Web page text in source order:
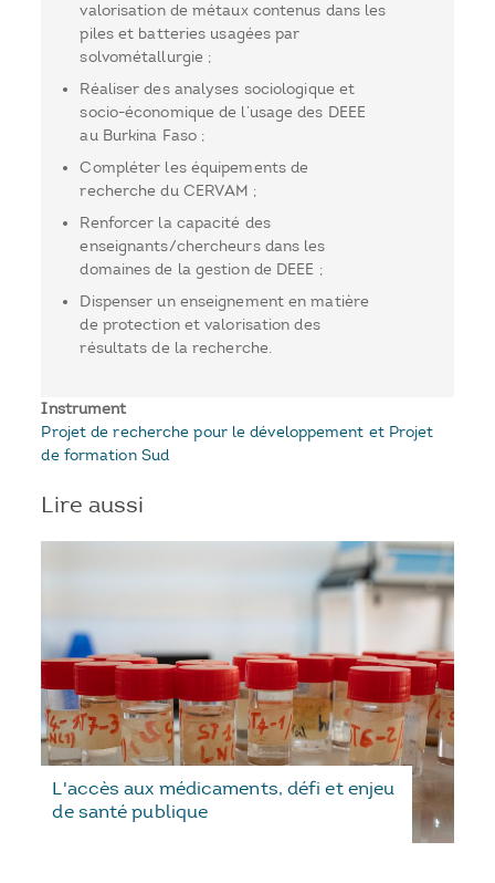
valorisation de métaux contenus dans les
piles et batteries usagées par
solvométallurgie ;
Réaliser des analyses sociologique et
socio-économique de l’usage des DEEE
au Burkina Faso ;
Compléter les équipements de
recherche du CERVAM ;
Renforcer la capacité des
enseignants/chercheurs dans les
domaines de la gestion de DEEE ;
Dispenser un enseignement en matière
de protection et valorisation des
résultats de la recherche.
Instrument
Projet de recherche pour le développement et Projet
de formation Sud
Lire aussi
L'accès aux médicaments, défi et enjeu
de santé publique